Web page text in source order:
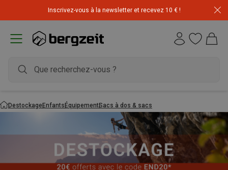
Inscrivez-vous à la newsletter et recevez 10 € !
Déstockage : 20 € offerts avec le code END20
DestockageEnfantsÉquipementSacs à dos & sacs